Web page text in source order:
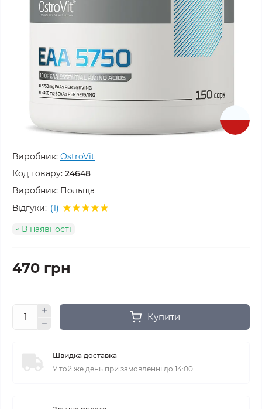
Виробник: OstroVit
Код товару: 24648
Виробник: Польща
Відгуки: (1)
В наявності
470 грн
Купити
Швидка доставка
У той же день при замовленні до 14:00